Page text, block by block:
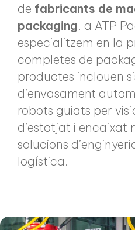
de fabricants de
packaging, a ATP
especialitzem en la
completes de
productes inclouen
d’envasament
robots guiats per
d’estotjat i encaixat
solucions
logística.